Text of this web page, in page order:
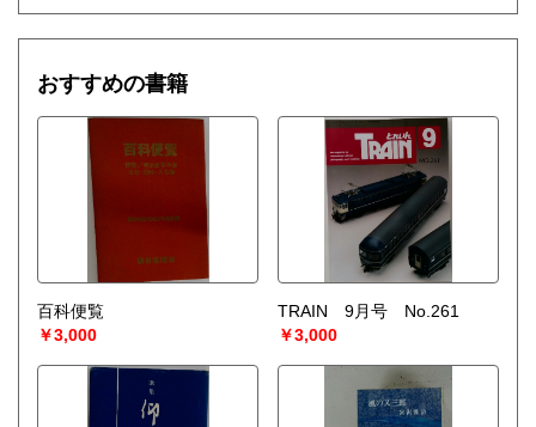
おすすめの書籍
百科便覧
￥3,000
TRAIN 9月号 No.261
￥3,000